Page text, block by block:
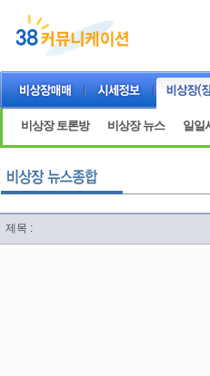
비상장 토론방 비상장 뉴스 일일
제목 :